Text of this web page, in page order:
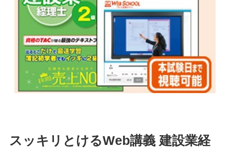
スッキリとけるWeb講義 建設業経